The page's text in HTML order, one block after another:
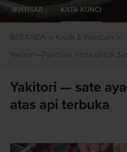
IKHTISAR KATA KUNCI
Yakitori — sate
atas api terbuka